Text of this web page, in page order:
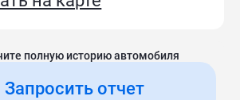
полную историю автомобиля
Запросить отчет